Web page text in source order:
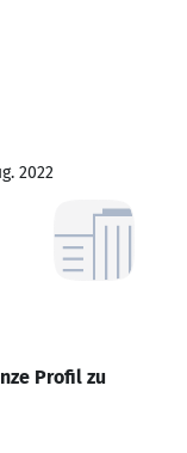
2022
Profil zu